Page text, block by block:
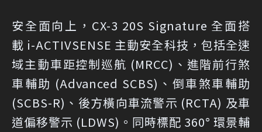
安全面向上，CX-3 20S Signature 全面搭
載 i-ACTIVSENSE 主動安全科技，包括全速
域主動車距控制巡航 (MRCC)、進階前行煞
車輔助 (Advanced SCBS)、倒車煞車輔助
(SCBS-R)、後方橫向車流警示 (RCTA) 及車
道偏移警示 (LDWS)。同時標配 360° 環景輔